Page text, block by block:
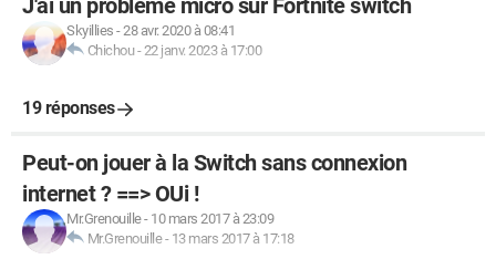
J'ai un problème micro sur Fortnite switch
Skyillies -28 avr. 2020 à 08:41
Chichou-22 janv. 2023 à 17:00
19 réponses
Peut-on jouer à la Switch sans connexion
internet ? ==> OUi !
Mr.Grenouille- 10 mars 2017 à 23:09
Mr.Grenouille- 13 mars 2017 à 17:18